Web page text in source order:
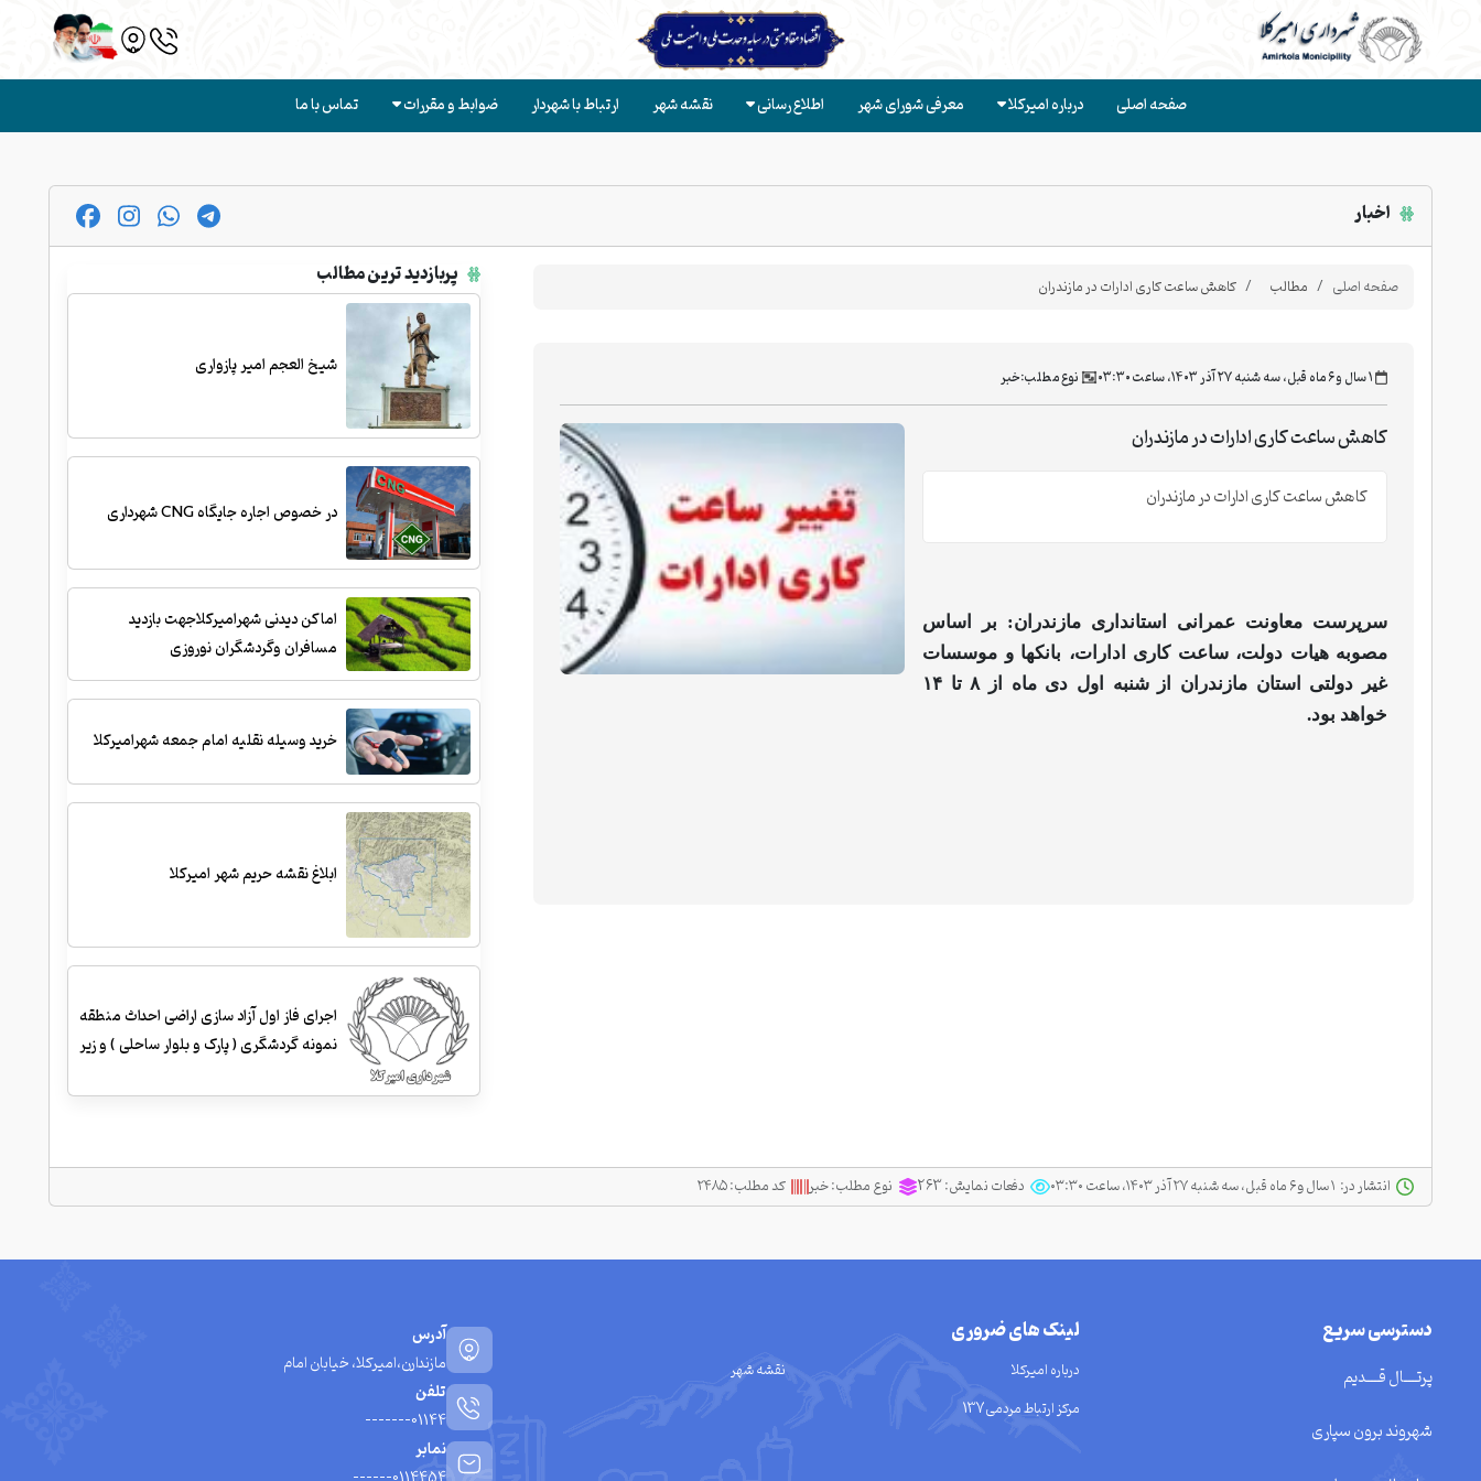
صفحه اصلی درباره امیرکلا معرفی شورای شهر اطلاع رسانی نقشه شهر ارتباط با شهردار ضوابط و مقررات تماس با ما
اخبار
صفحه اصلی مطالب کاهش ساعت کاری ادارات در مازندران
‫۱ سال و ۶ ماه قبل، سه شنبه ۲۷ آذر ۱۴۰۳، ساعت ۰۳:۳۰ نوع مطلب:خبر
کاهش ساعت کاری ادارات در مازندران
کاهش ساعت کاری ادارات در مازندران
سرپرست معاونت عمرانی استانداری مازندران: بر اساس
مصوبه هیات دولت، ساعت کاری ادارات، بانکها و موسسات
غیر دولتی استان مازندران از شنبه اول دی ماه از ۸ تا ۱۴
خواهد بود.
پربازدید ترین مطالب
شیخ العجم امیر پازواری
در خصوص اجاره جایگاه CNG شهرداری
اماکن دیدنی شهرامیرکلاجهت بازدید
مسافران وگردشگران نوروزی
خرید وسیله نقلیه امام جمعه شهرامیرکلا
ابلاغ نقشه حریم شهر امیرکلا
اجرای فاز اول آزاد سازی اراضی احداث منطقه
نمونه گردشگری ( پارک و بلوار ساحلی ) و زیر
انتشار در: دفعات نمایش:263 نوع مطلب:خبر کد مطلب:۲۴۸۵
دسترسی سریع
پرتــــال قــــدیم
شهروند برون سپاری
لینک های ضروری
درباره امیرکلا
نقشه شهر
مرکز ارتباط مردمی137
آدرس
مازندارن،امیرکلا، خیابان امام
تلفن
01144-------
نمابر